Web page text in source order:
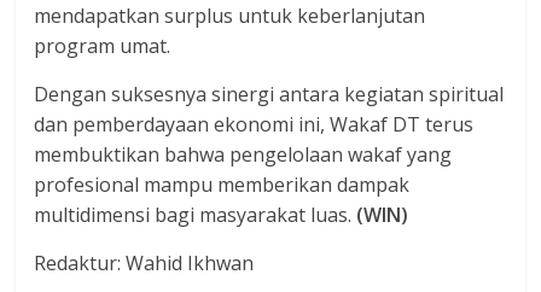
mendapatkan surplus untuk keberlanjutan
program umat.
Dengan suksesnya sinergi antara kegiatan spiritual
dan pemberdayaan ekonomi ini, Wakaf DT terus
membuktikan bahwa pengelolaan wakaf yang
profesional mampu memberikan dampak
multidimensi bagi masyarakat luas. (WIN)
Redaktur: Wahid Ikhwan